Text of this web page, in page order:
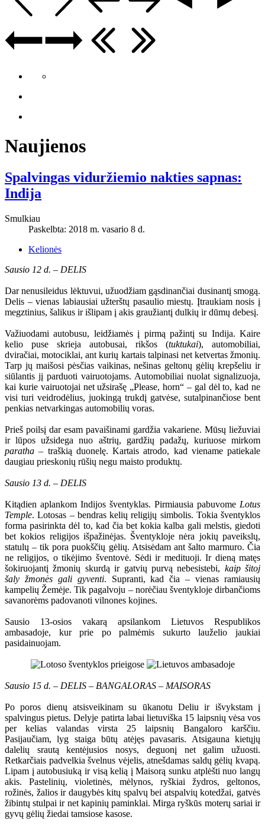
Naujienos
Spalvingas viduržiemio nakties sapnas:
Indija
Smulkiau
Paskelbta: 2018 m. vasario 8 d.
Kelionės
Sausio 12 d. – DELIS
Dar nenusileidus lėktuvui, užuodžiam gąsdinančiai dusinantį smogą.
Delis – vienas labiausiai užterštų pasaulio miestų. Įtraukiam nosis į
megztinius, šalikus ir išlipam į akis graužiantį dulkių ir dūmų debesį.
Važiuodami autobusu, leidžiamės į pirmą pažintį su Indija. Kaire
kelio puse skrieja autobusai, rikšos (tuktukai), automobiliai,
dviračiai, motociklai, ant kurių kartais talpinasi net ketvertas žmonių.
Tarp jų maišosi pėsčias vaikinas, nešinas geltonų gėlių krepšeliu ir
siūlantis jį parduoti vairuotojams. Automobiliai nuolat signalizuoja,
kai kurie vairuotojai net užsirašę „Please, horn“ – gal dėl to, kad ne
visi turi veidrodėlius, juokingą trukdį gatvėse, sutalpinančiose bent
penkias netvarkingas automobilių voras.
Prieš poilsį dar esam pavaišinami gardžia vakariene. Mūsų liežuviai
ir lūpos užsidega nuo aštrių, gardžių padažų, kuriuose mirkom
paratha– traškią duonelę. Kartais atrodo, kad viename patiekale
daugiau prieskonių rūšių negu maisto produktų.
Sausio 13 d. – DELIS
Kitądien aplankom Indijos šventyklas. Pirmiausia pabuvome Lotus
Temple. Lotosas – bendras kelių religijų simbolis. Tokia šventyklos
forma pasirinkta dėl to, kad čia bet kokia kalba gali melstis, giedoti
bet kokios religijos išpažinėjas. Šventykloje nėra jokių paveikslų,
statulų – tik pora puokščių gėlių. Atsisėdam ant šalto marmuro. Čia
ne religijos, o tikėjimo šventovė. Sėdi ir medituoji. Ir dieną matęs
šokiruojantį žmonių skurdą ir gatvių purvą nebesistebi, kaip šitoj
šaly žmonės gali gyventi. Supranti, kad čia – vienas ramiausių
kampelių Žemėje. Tik pagalvoju – norėčiau šventykloje dirbančioms
savanorėms padovanoti vilnones kojines.
Sausio 13-osios vakarą apsilankom Lietuvos Respublikos
ambasadoje, kur prie po palmėmis sukurto lauželio jaukiai
pasidainuojam.
Sausio 15 d. – DELIS – BANGALORAS – MAISORAS
Po poros dienų atsisveikinam su ūkanotu Deliu ir išvykstam į
spalvingus pietus. Delyje patirta labai lietuviška 15 laipsnių vėsa vos
per kelias valandas virsta 25 laipsnių Bangaloro karščiu.
Pasijaučiam, lyg staiga būtų atėjęs pavasaris. Atsigauna kietųjų
dalelių srautą kentėjusios nosys, deguonį net galim užuosti.
Retkarčiais padvelkia švelnus vėjelis, atnešdamas saldų gėlių kvapą.
Lipam į autobusiuką ir visą kelią į Maisorą sunku atplėšti nuo langų
akis. Pastelinių, violetinės, mėlynos, ryškiai žydros, geltonos,
rožinės, žalios ir daugybės kitų spalvų bei atspalvių kotedžai, gatvės
žibintų stulpai ir net kapinių paminklai. Mirga ryškūs moterų sariai ir
gyvų gėlių žiedai tamsiose kasose.